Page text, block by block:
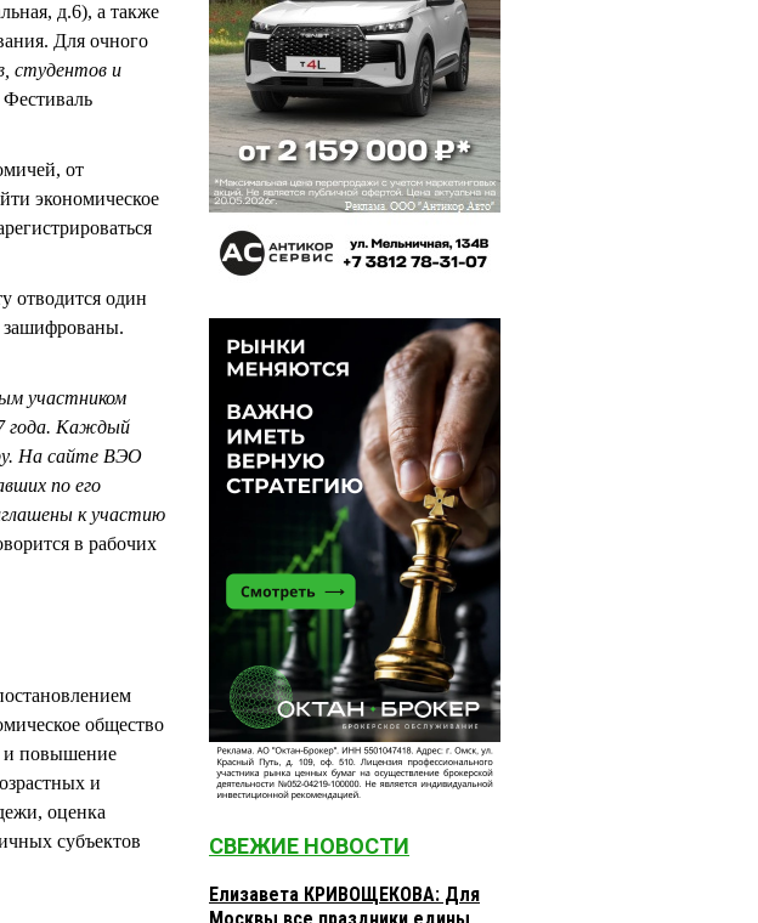
д.6), а также
Для очного
студентов и
от
экономическое
отводится один
зашифрованы.
участником
года. Каждый
На сайте ВЭО
по его
к участию
в рабочих
общество
и повышение
и
оценка
субъектов
СВЕЖИЕ НОВОСТИ
Елизавета КРИВОЩЕКОВА: Для